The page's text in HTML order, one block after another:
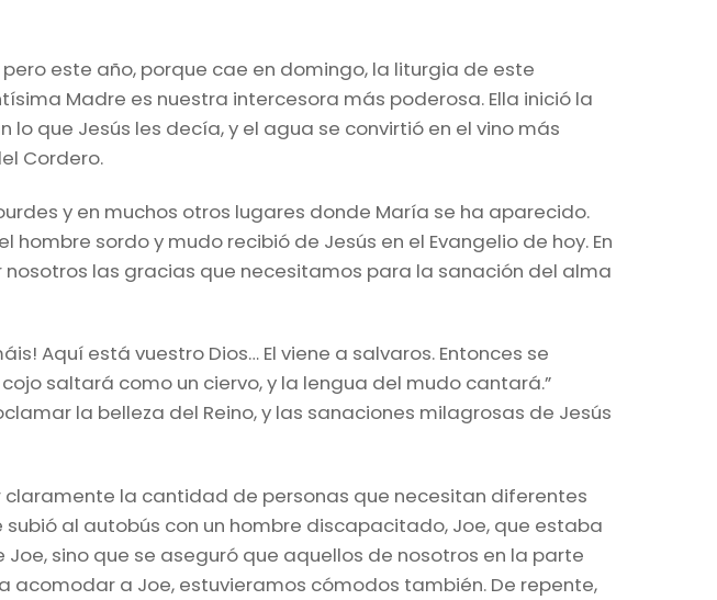
este año, porque cae en domingo, la liturgia de este
Madre es nuestra intercesora más poderosa. Ella inició la
que Jesús les decía, y el agua se convirtió en el vino más
Cordero.
y en muchos otros lugares donde María se ha aparecido.
sordo y mudo recibió de Jesús en el Evangelio de hoy. En
las gracias que necesitamos para la sanación del alma
Aquí está vuestro Dios… El viene a salvaros. Entonces se
saltará como un ciervo, y la lengua del mudo cantará.”
la belleza del Reino, y las sanaciones milagrosas de Jesús
la cantidad de personas que necesitan diferentes
al autobús con un hombre discapacitado, Joe, que estaba
sino que se aseguró que aquellos de nosotros en la parte
a Joe, estuvieramos cómodos también. De repente,